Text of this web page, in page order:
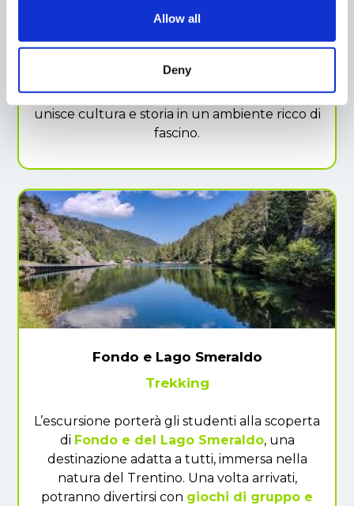
Allow all
Deny
Al piano terra, il museo è collegato al
Mulino, che è stato in funzione fino al 1961,
come veniva utilizzata l’acqua per alimentare
le macine. Un'esperienza educativa che
unisce cultura e storia in un ambiente ricco di
fascino.
Fondo e Lago Smeraldo
Trekking
L’escursione porterà gli studenti alla scoperta
di Fondo e del Lago Smeraldo, una
destinazione adatta a tutti, immersa nella
natura del Trentino. Una volta arrivati,
potranno divertirsi con giochi di gruppo e